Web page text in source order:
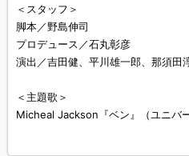
＜スタッフ＞
脚本／野島伸司
プロデュース／石丸彰彦
演出／吉田健、平川雄一郎、那須田
＜主題歌＞
Micheal Jackson『ベン』（ユニバ